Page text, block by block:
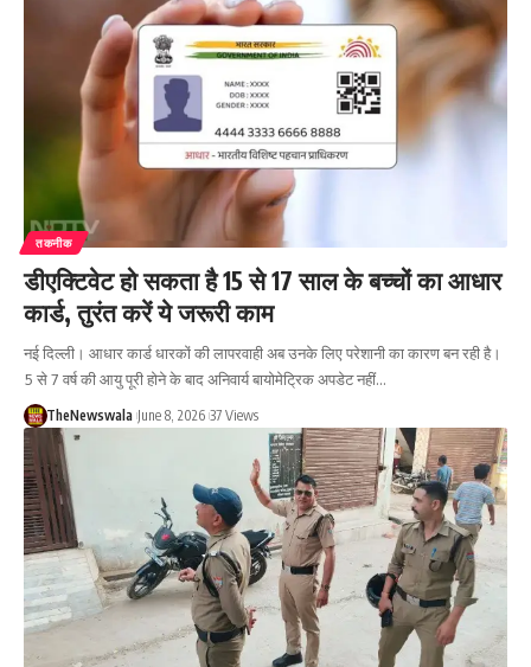
तकनीक
डीएक्टिवेट हो सकता है 15 से 17 साल के बच्चों का आधार
कार्ड, तुरंत करें ये जरूरी काम
नई दिल्ली। आधार कार्ड धारकों की लापरवाही अब उनके लिए परेशानी का कारण बन रही है।
5 से 7 वर्ष की आयु पूरी होने के बाद अनिवार्य बायोमेट्रिक अपडेट नहीं…
TheNewswala June 8, 2026 37 Views